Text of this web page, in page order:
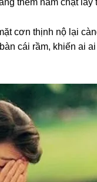
thêm nắm chặt
cơn thịnh nộ lại
cái rầm, khiến ai